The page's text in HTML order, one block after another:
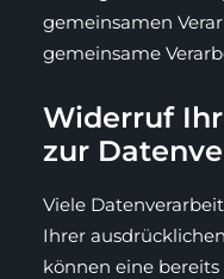
gemeinsamen
gemeinsame
Widerruf
zur
Viele
Ihrer
können eine